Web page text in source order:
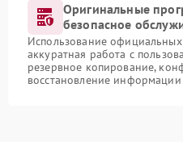
Оригинальные
безопасное
Использование
аккуратная работа с
резервное копирование,
восстановление